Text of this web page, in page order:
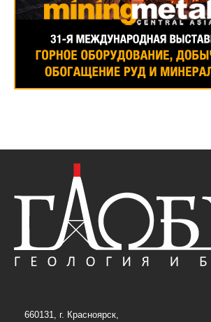
660131, г. Красноярск,